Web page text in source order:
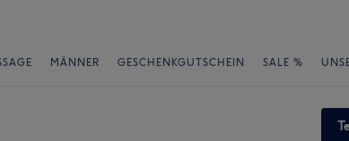
MÄNNER GESCHENKGUTSCHEIN SALE %